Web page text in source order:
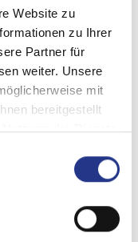
Website zu
zu Ihrer
Partner für
weiter. Unsere
mit
bereitgestellt
der Dienste
mm Breite, je nach
Rillen bekommt der